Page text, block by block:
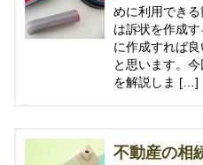
めに利用でき
は訴状を作成
に作成すれば
と思います。
を解説しま […]
不動産の相